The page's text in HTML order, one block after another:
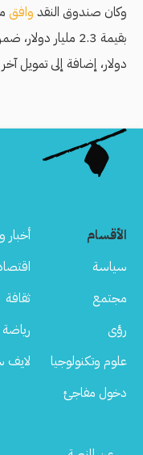
وكان صندوق النقد وافق
بقيمة 2.3 مليار دولار، ضمن برنامج
دولار، إضافة إلى تمويل
الأقسام
أخبار
سياسة
مجتمع
ثقافة
رؤى
رياضة
علوم وتكنولوجيا
لايف
دخول مفاجئ